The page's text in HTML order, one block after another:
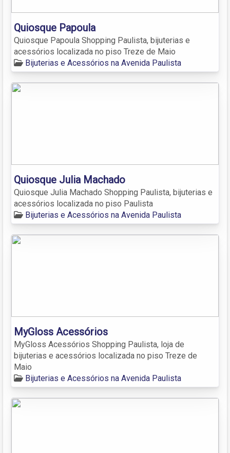
Quiosque Papoula
Quiosque Papoula Shopping Paulista, bijuterias e
acessórios localizada no piso Treze de Maio
Bijuterias e Acessórios na Avenida Paulista
Quiosque Julia Machado
Quiosque Julia Machado Shopping Paulista, bijuterias e
acessórios localizada no piso Paulista
Bijuterias e Acessórios na Avenida Paulista
MyGloss Acessórios
MyGloss Acessórios Shopping Paulista, loja de
bijuterias e acessórios localizada no piso Treze de
Maio
Bijuterias e Acessórios na Avenida Paulista